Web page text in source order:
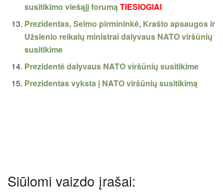
susitikimo viešąjį forumąTIESIOGIAI
Prezidentas, Seimo pirmininkė, Krašto apsaugos ir
Užsienio reikalų ministrai dalyvaus NATO viršūnių
susitikime
Prezidentė dalyvaus NATO viršūnių susitikime
Prezidentas vyksta į NATO viršūnių susitikimą
Siūlomi vaizdo įrašai: